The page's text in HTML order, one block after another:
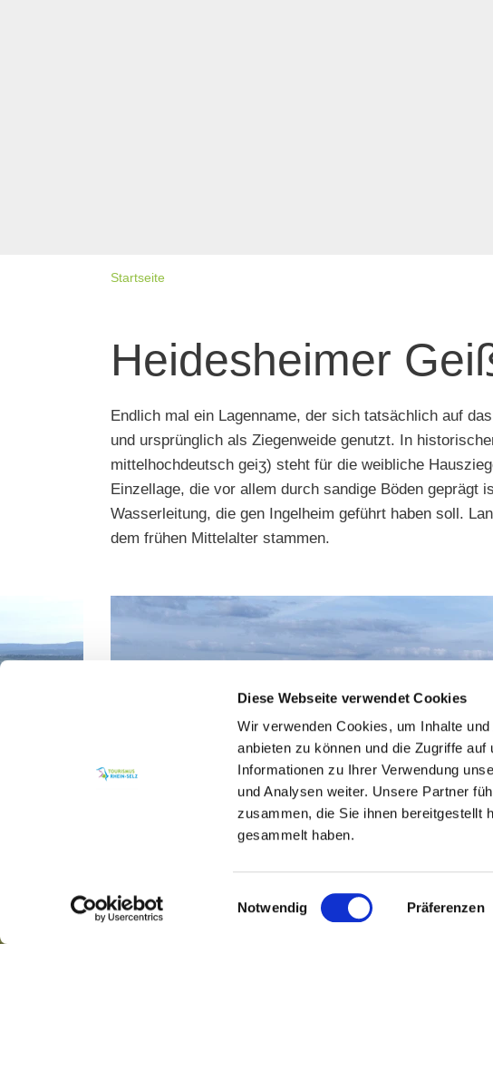
Diese Webseite verwendet Cookies
Wir verwenden Cookies, um Inhalte
anbieten zu können und die Zugriffe
Informationen zu Ihrer Verwendung
und Analysen weiter. Unsere Partner
zusammen, die Sie ihnen bereitgestellt
gesammelt haben.
Einwilligungsauswahl
Notwendig Präferenzen
Startseite
Heidesheimer
Endlich mal ein Lagenname, der sich tatsächlich auf
und ursprünglich als Ziegenweide genutzt. In
mittelhochdeutsch geiʒ) steht für die weibliche
Einzellage, die vor allem durch sandige Böden geprägt
Wasserleitung, die gen Ingelheim geführt haben soll.
dem frühen Mittelalter stammen.